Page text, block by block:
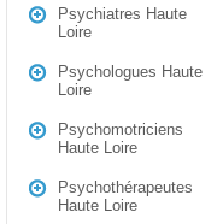
Psychiatres Haute
Loire
Psychologues Haute
Loire
Psychomotriciens
Haute Loire
Psychothérapeutes
Haute Loire